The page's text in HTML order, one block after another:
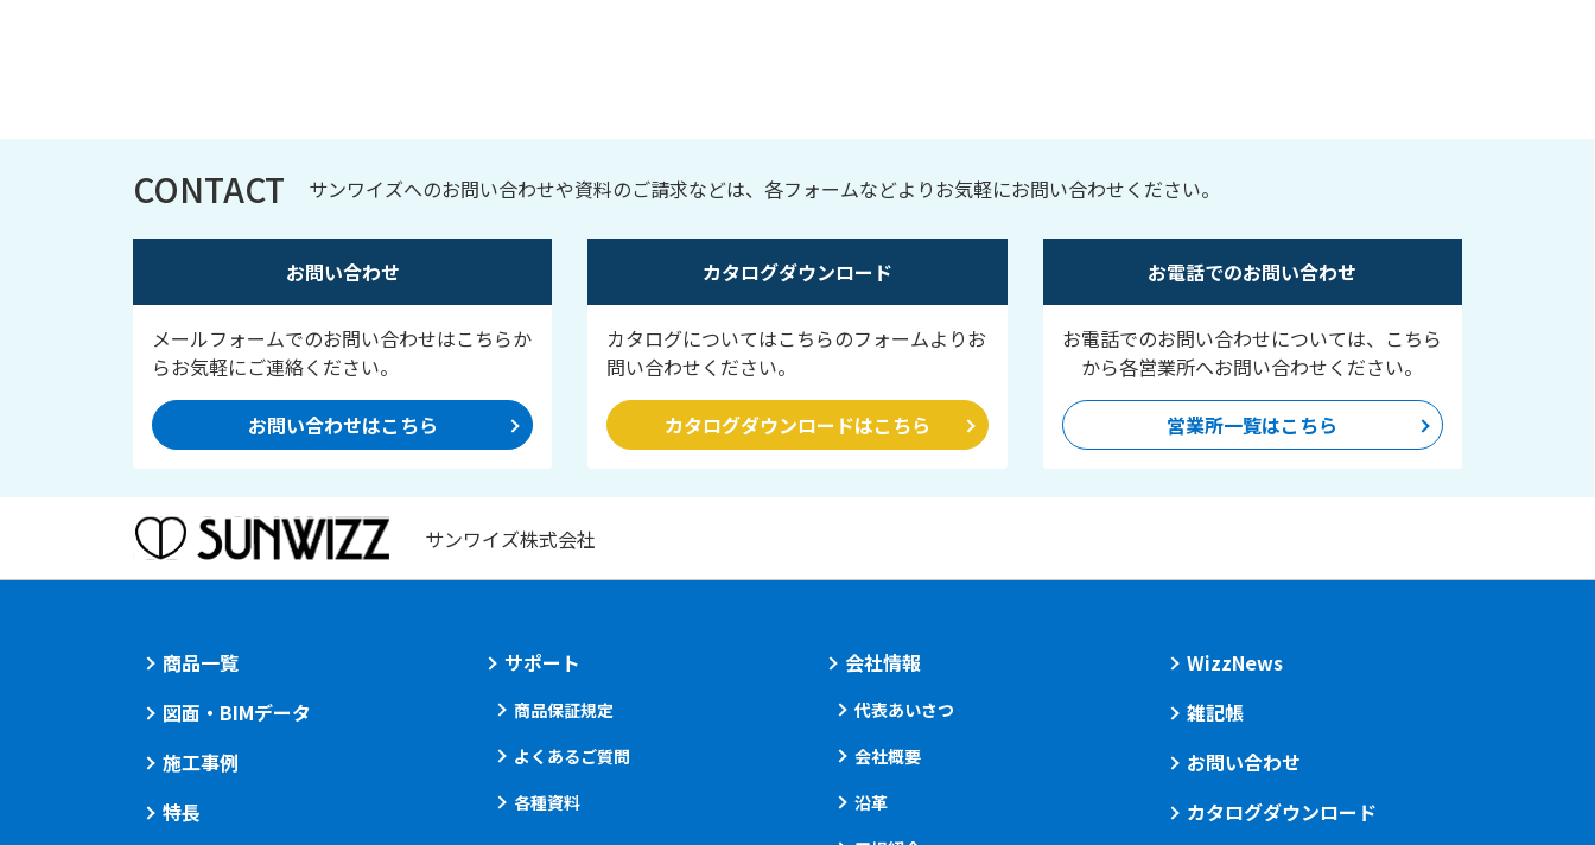
CONTACT サンワイズへのお問い合わせや資料のご請求などは、各フォームなどよりお気軽にお問い合わせください。
お問い合わせ
メールフォームでのお問い合わせはこちらか
らお気軽にご連絡ください。
お問い合わせはこちら
カタログダウンロード
カタログについてはこちらのフォームよりお
問い合わせください。
カタログダウンロードはこちら
お電話でのお問い合わせ
お電話でのお問い合わせについては、こちら
から各営業所へお問い合わせください。
営業所一覧はこちら
サンワイズ株式会社
商品一覧
図面・BIMデータ
施工事例
特長
サポート
商品保証規定
よくあるご質問
各種資料
会社情報
代表あいさつ
会社概要
沿革
WizzNews
雑記帳
お問い合わせ
カタログダウンロード